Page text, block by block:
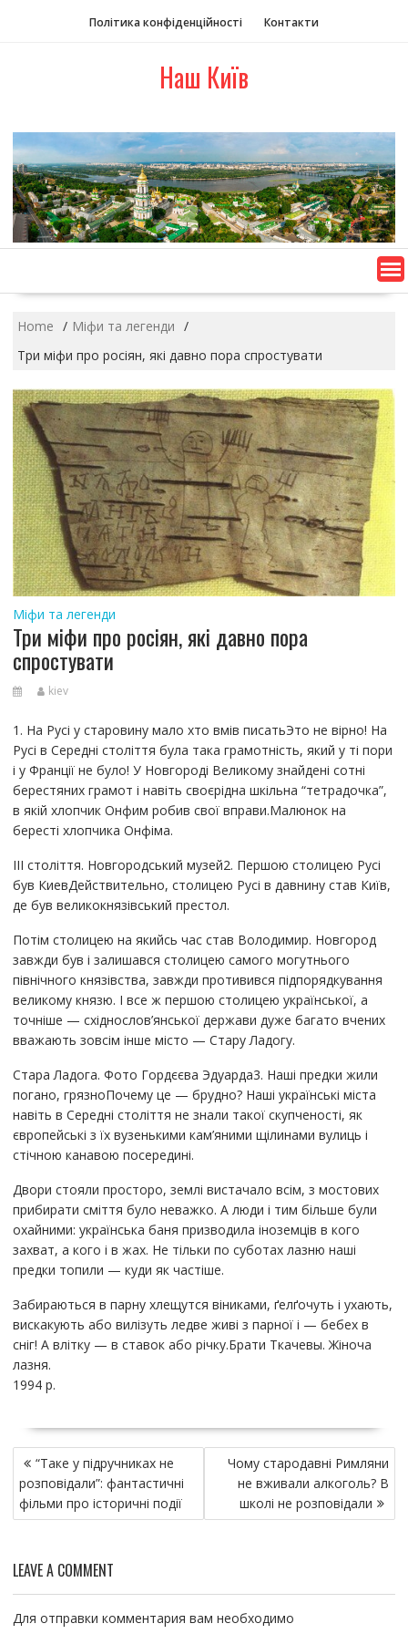
t
Політика конфіденційності Контакти
Наш Київ
Home
Міфи та легенди
Три міфи про росіян, які давно пора спростувати
Міфи та легенди
Три міфи про росіян, які давно пора
спростувати
kiev
1. На Русі у старовину мало хто вмів писатьЭто не вірно! На
Русі в Середні століття була така грамотність, який у ті пори
і у Франції не було! У Новгороді Великому знайдені сотні
берестяних грамот і навіть своєрідна шкільна “тетрадочка”,
в якій хлопчик Онфим робив свої вправи.Малюнок на
бересті хлопчика Онфіма.
III століття. Новгородський музей2. Першою столицею Русі
був КиевДействительно, столицею Русі в давнину став Київ,
де був великокнязівський престол.
Потім столицею на якийсь час став Володимир. Новгород
завжди був і залишався столицею самого могутнього
північного князівства, завжди противився підпорядкування
великому князю. І все ж першою столицею української, а
точніше — східнослов’янської держави дуже багато вчених
вважають зовсім інше місто — Стару Ладогу.
Стара Ладога. Фото Гордєєва Эдуарда3. Наші предки жили
погано, грязноПочему це — брудно? Наші українські міста
навіть в Середні століття не знали такої скупченості, як
європейські з їх вузенькими кам’яними щілинами вулиць і
стічною канавою посередині.
Двори стояли просторо, землі вистачало всім, з мостових
прибирати сміття було неважко. А люди і тим більше були
охайними: українська баня призводила іноземців в кого
захват, а кого і в жах. Не тільки по суботах лазню наші
предки топили — куди як частіше.
Забираються в парну хлещутся віниками, ґелґочуть і ухають,
вискакують або вилізуть ледве живі з парної і — бебех в
сніг! А влітку — в ставок або річку.Брати Ткачевы. Жіноча
лазня.
1994 р.
Н
а
в
и
а
ц
и
я
“Таке у підручниках не
розповідали”: фантастичні
фільми про історичні події
Чому стародавні Римляни
не вживали алкоголь? В
школі не розповідали
LEAVE A COMMENT
Для отправки комментария вам необходимо